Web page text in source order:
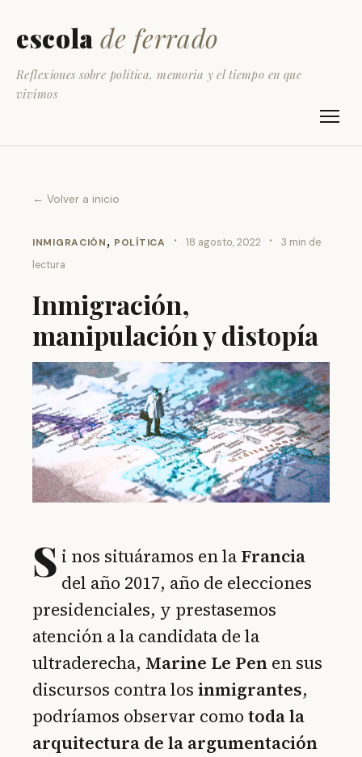
escola de ferrado
Reflexiones sobre política, memoria y el tiempo en que
vivimos
← Volver a inicio
INMIGRACIÓN, POLÍTICA · 18 agosto, 2022 ·
3 min de
lectura
Inmigración,
manipulación y distopía
S i nos situáramos en la Francia
del año 2017, año de elecciones
presidenciales, y prestasemos
atención a la candidata de la
ultraderecha, Marine Le Pen en sus
discursos contra los inmigrantes,
podríamos observar como toda la
arquitectura de la argumentación